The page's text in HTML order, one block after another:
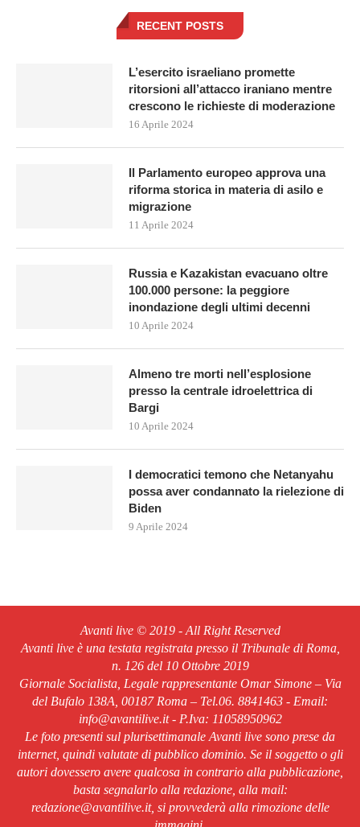
RECENT POSTS
L’esercito israeliano promette
ritorsioni all’attacco iraniano mentre
crescono le richieste di moderazione
16 Aprile 2024
Il Parlamento europeo approva una
riforma storica in materia di asilo e
migrazione
11 Aprile 2024
Russia e Kazakistan evacuano oltre
100.000 persone: la peggiore
inondazione degli ultimi decenni
10 Aprile 2024
Almeno tre morti nell’esplosione
presso la centrale idroelettrica di
Bargi
10 Aprile 2024
I democratici temono che Netanyahu
possa aver condannato la rielezione di
Biden
9 Aprile 2024
Avanti live © 2019 - All Right Reserved
Avanti live è una testata registrata presso il Tribunale di Roma,
n. 126 del 10 Ottobre 2019
Giornale Socialista, Legale rappresentante Omar Simone – Via
del Bufalo 138A, 00187 Roma – Tel.06. 8841463 - Email:
info@avantilive.it - P.Iva: 11058950962
Le foto presenti sul plurisettimanale Avanti live sono prese da
internet, quindi valutate di pubblico dominio. Se il soggetto o gli
autori dovessero avere qualcosa in contrario alla pubblicazione,
basta segnalarlo alla redazione, alla mail:
redazione@avantilive.it, si provvederà alla rimozione delle